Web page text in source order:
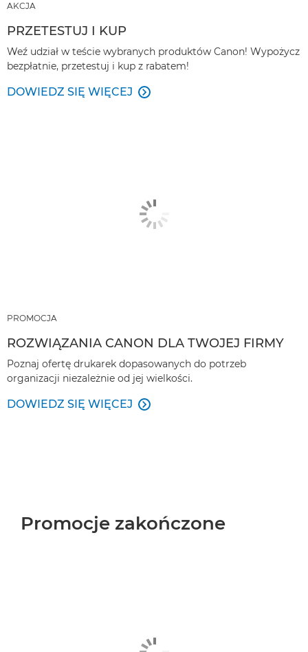
AKCJA
PRZETESTUJ I KUP
Weź udział w teście wybranych produktów Canon! Wypożycz
bezpłatnie, przetestuj i kup z rabatem!
DOWIEDZ SIĘ WIĘCEJ 
PROMOCJA
ROZWIĄZANIA CANON DLA TWOJEJ FIRMY
Poznaj ofertę drukarek dopasowanych do potrzeb
organizacji niezależnie od jej wielkości.
DOWIEDZ SIĘ WIĘCEJ 
Promocje zakończone